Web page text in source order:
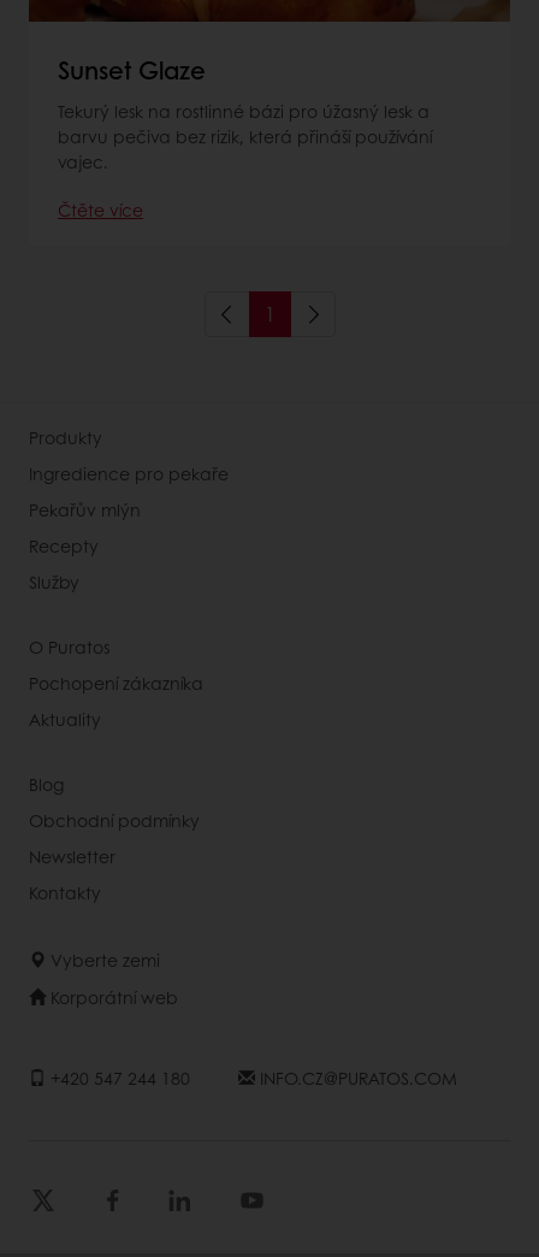
Sunset Glaze
Tekurý lesk na rostlinné bázi pro úžasný lesk a
barvu pečiva bez rizik, která přináší používání
vajec.
Čtěte více
1
Produkty
Ingredience pro pekaře
Pekařův mlýn
Recepty
Služby
O Puratos
Pochopení zákazníka
Aktuality
Blog
Obchodní podmínky
Newsletter
Kontakty
Vyberte zemi
Korporátní web
+420 547 244 180 INFO.CZ@PURATOS.COM